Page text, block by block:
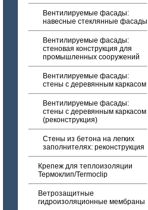
Вентилируемые фасады:
навесные стеклянные фасады
Вентилируемые фасады:
стеновая конструкция для
промышленных сооружений
Вентилируемые фасады:
стены с деревянным каркасом
Вентилируемые фасады:
стены с деревянным каркасом
(реконструкция)
Стены из бетона на легких
заполнителях: реконструкция
Крепеж для теплоизоляции
Термоклип/Termoclip
Ветрозащитные
гидроизоляционные мембраны